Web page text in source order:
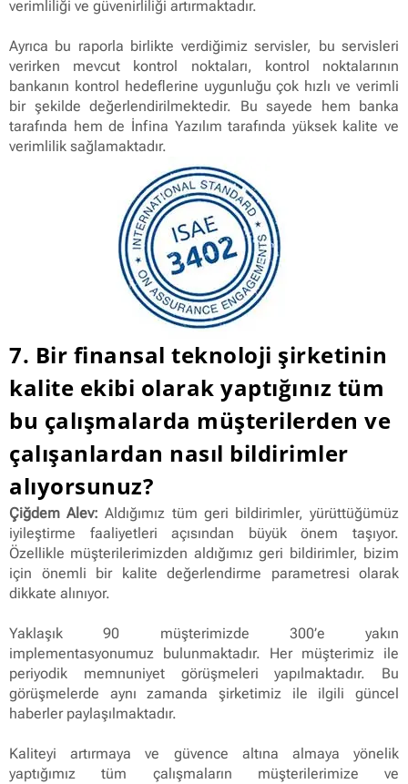
verimliliği ve güvenirliliği artırmaktadır.
Ayrıca bu raporla birlikte verdiğimiz servisler, bu servisleri
verirken mevcut kontrol noktaları, kontrol noktalarının
bankanın kontrol hedeflerine uygunluğu çok hızlı ve verimli
bir şekilde değerlendirilmektedir. Bu sayede hem banka
tarafında hem de İnfina Yazılım tarafında yüksek kalite ve
verimlilik sağlamaktadır.
7. Bir finansal teknoloji şirketinin
kalite ekibi olarak yaptığınız tüm
bu çalışmalarda müşterilerden ve
çalışanlardan nasıl bildirimler
alıyorsunuz?
Çiğdem Alev:Aldığımız tüm geri bildirimler, yürüttüğümüz
iyileştirme faaliyetleri açısından büyük önem taşıyor.
Özellikle müşterilerimizden aldığımız geri bildirimler, bizim
için önemli bir kalite değerlendirme parametresi olarak
dikkate alınıyor.
Yaklaşık 90 müşterimizde 300’e yakın
implementasyonumuz bulunmaktadır. Her müşterimiz ile
periyodik memnuniyet görüşmeleri yapılmaktadır. Bu
görüşmelerde aynı zamanda şirketimiz ile ilgili güncel
haberler paylaşılmaktadır.
Kaliteyi artırmaya ve güvence altına almaya yönelik
yaptığımız tüm çalışmaların müşterilerimize ve